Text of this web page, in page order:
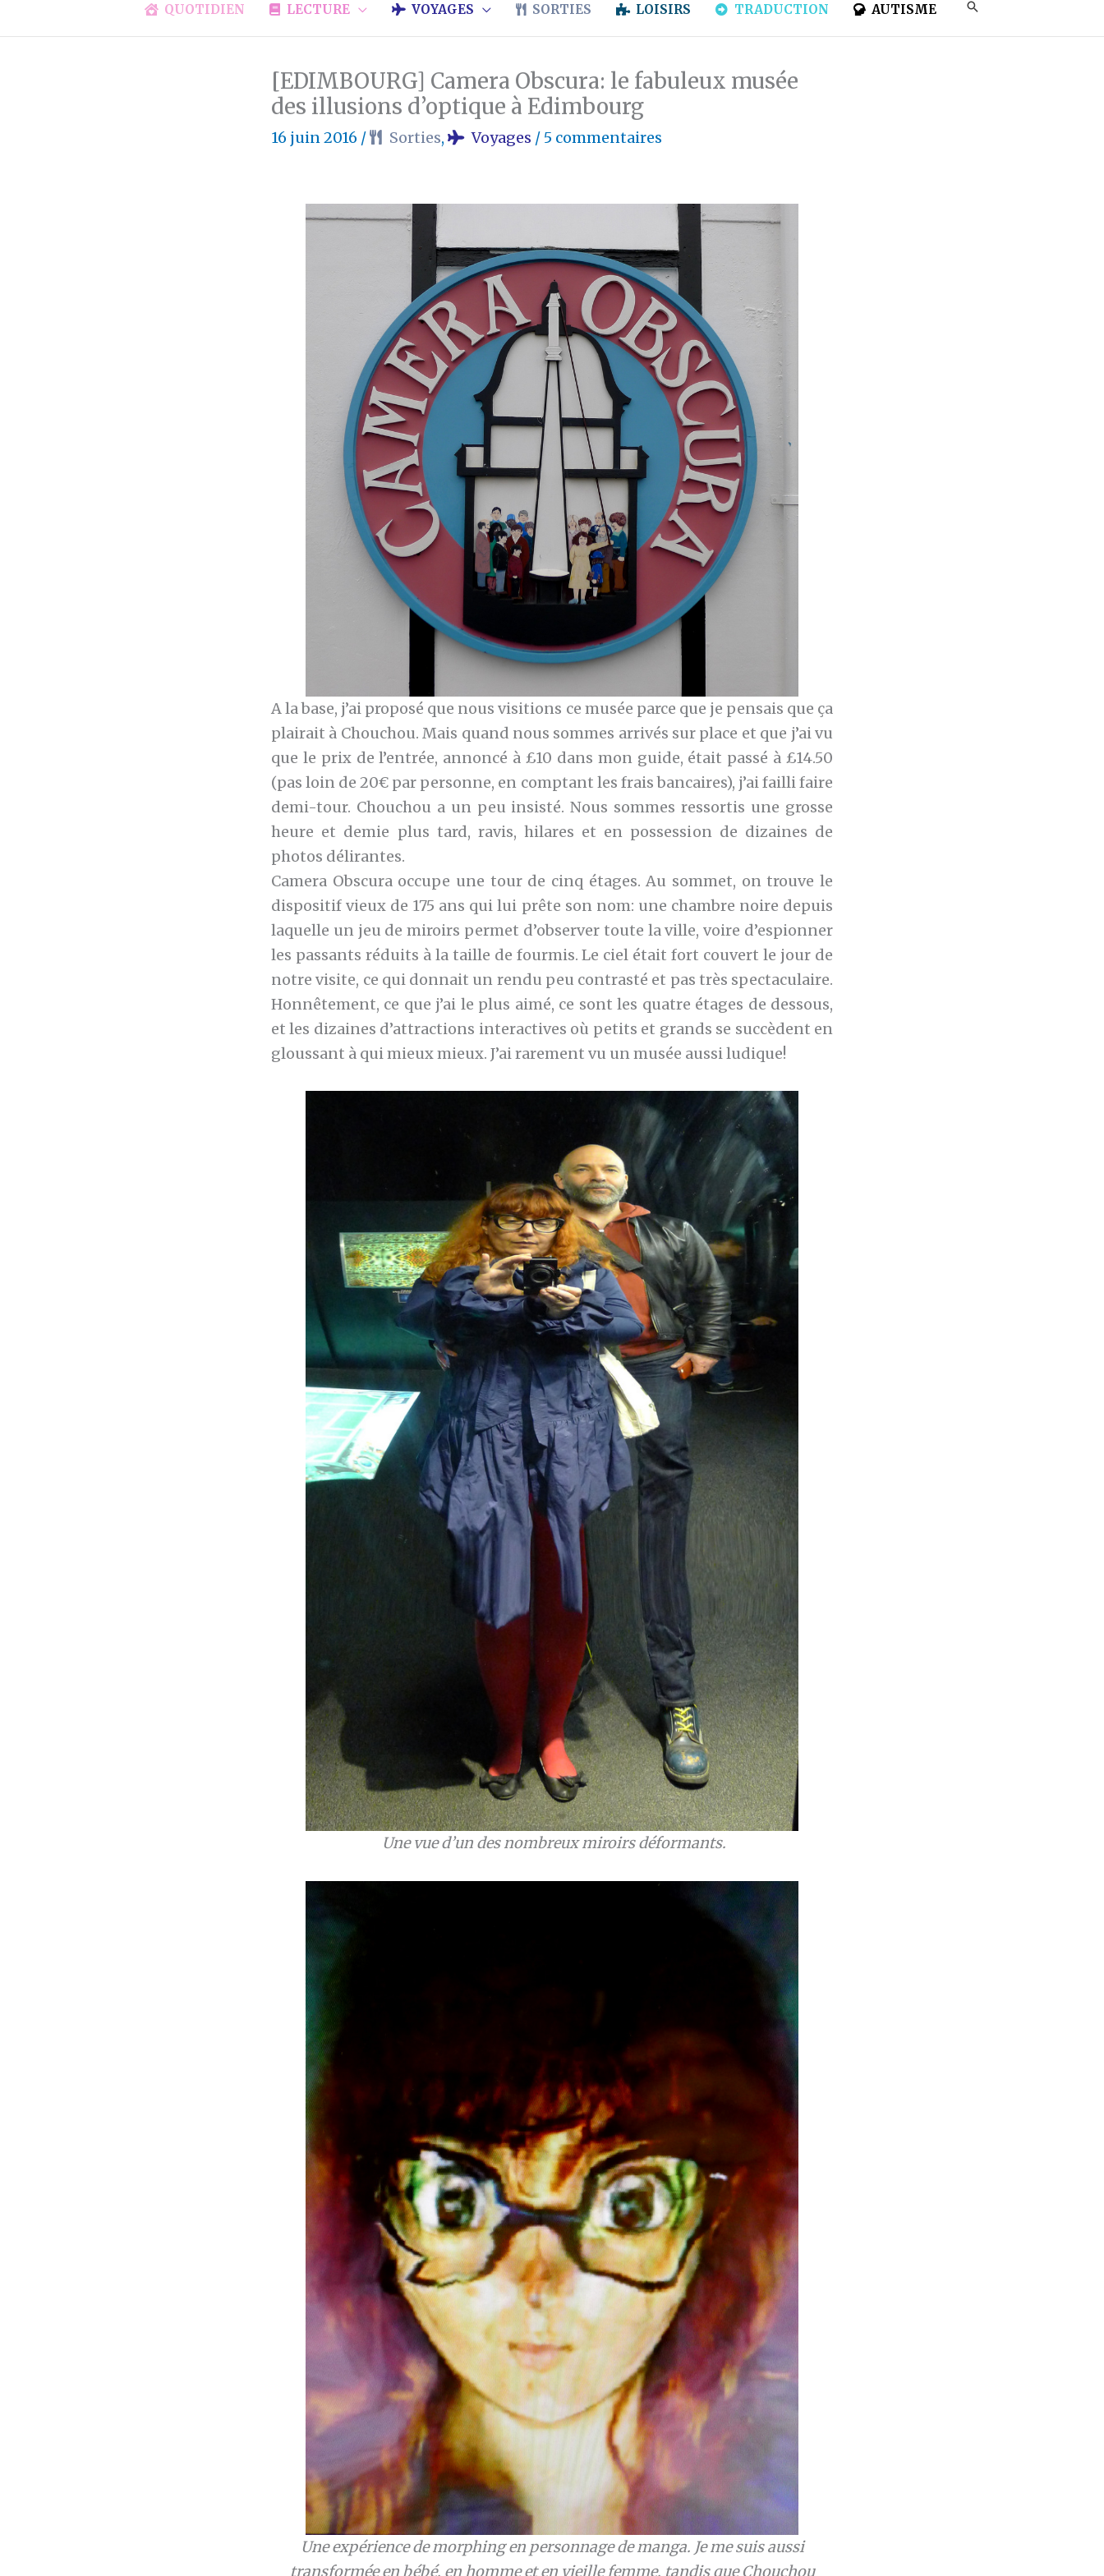
QUOTIDIEN LECTURE VOYAGES SORTIES LOISIRS TRADUCTION AUTISME
[EDIMBOURG] Camera Obscura: le fabuleux musée
des illusions d’optique à Edimbourg
16 juin 2016 / Sorties, Voyages / 5 commentaires
A la base, j’ai proposé que nous visitions ce musée parce que je pensais que ça
plairait à Chouchou. Mais quand nous sommes arrivés sur place et que j’ai vu
que le prix de l’entrée, annoncé à £10 dans mon guide, était passé à £14.50
(pas loin de 20€ par personne, en comptant les frais bancaires), j’ai failli faire
demi-tour. Chouchou a un peu insisté. Nous sommes ressortis une grosse
heure et demie plus tard, ravis, hilares et en possession de dizaines de
photos délirantes.
Camera Obscura occupe une tour de cinq étages. Au sommet, on trouve le
dispositif vieux de 175 ans qui lui prête son nom: une chambre noire depuis
laquelle un jeu de miroirs permet d’observer toute la ville, voire d’espionner
les passants réduits à la taille de fourmis. Le ciel était fort couvert le jour de
notre visite, ce qui donnait un rendu peu contrasté et pas très spectaculaire.
Honnêtement, ce que j’ai le plus aimé, ce sont les quatre étages de dessous,
et les dizaines d’attractions interactives où petits et grands se succèdent en
gloussant à qui mieux mieux. J’ai rarement vu un musée aussi ludique!
Une vue d’un des nombreux miroirs déformants.
Une expérience de morphing en personnage de manga. Je me suis aussi
transformée en bébé, en homme et en vieille femme, tandis que Chouchou